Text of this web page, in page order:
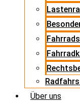
Über uns